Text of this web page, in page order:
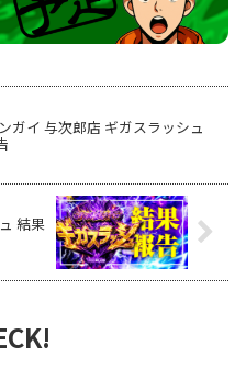
ガイ 与次郎店 ギガスラッシュ
結果